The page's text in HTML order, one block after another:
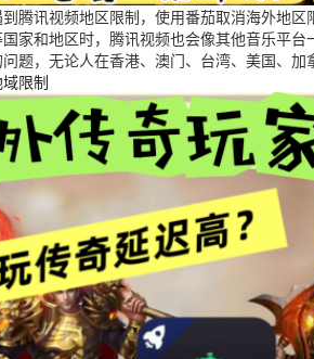
腾讯视频地区限制，使用番茄取消海外地
家和地区时，腾讯视频也会像其他音乐平
题，无论人在香港、澳门、台湾、美国、
限制